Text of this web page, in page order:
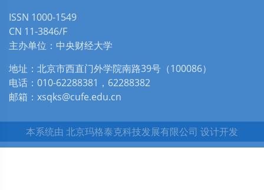
ISSN 1000-1549
CN 11-3846/F
主办单位：中央财经大学
地址：北京市西直门外学院南路39号（100086）
电话：010-62288381，62288382
邮箱：xsqks@cufe.edu.cn
本系统由 北京玛格泰克科技发展有限公司 设计开发